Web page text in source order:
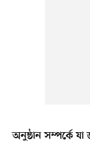
অনুষ্ঠান সম্পর্কে যা